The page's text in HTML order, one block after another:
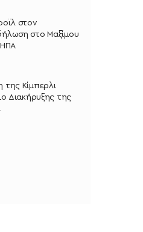
στον
στο Μαξίμου
ΗΠΑ
της Κίμπερλι
Διακήρυξης της